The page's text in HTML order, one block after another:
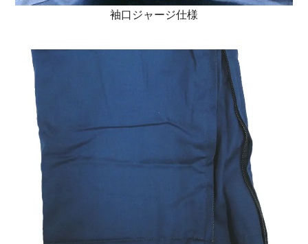
袖口ジャージ仕様